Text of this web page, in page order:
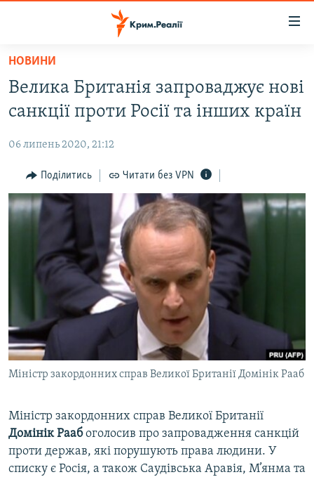
Перейти
основного
матеріалу
до
навігації
Перейти
до
ВІДЕО ТА ФОТО
ПОЛІТИКА
БЛОГИ
ПОГЛЯД
ІНТЕРВ'Ю
ВСЕ ЗА ДЕНЬ
СПЕЦПРОЕКТИ
ВІДЕОУРОКИ «ELIFBE»
СВІДЧЕННЯ ОКУПАЦІЇ
УКРАЇНСЬКА ПРОБЛЕМА КРИМУ
ЯК ОБІЙТИ БЛОКУВАННЯ
Русский
Qırımtatar
Усі сайти RFE/RL
НОВИНИ
Велика Британія запроваджує нові
санкції проти Росії та інших країн
06 липень 2020, 21:12
Поділитись Читати без VPN
Міністр закордонних справ Великої Британії Домінік Рааб
Міністр закордонних справ Великої Британії
Домінік Раабоголосив про запровадження санкцій
проти держав, які порушують права людини. У
списку є Росія, а також Саудівська Аравія, М’янма та